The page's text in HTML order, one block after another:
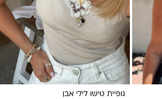
גופיית טישו לילי אבן